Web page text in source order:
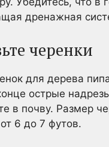
дренажная
черенки
для дерева
острые
в почву. Размер
6 до 7 футов.